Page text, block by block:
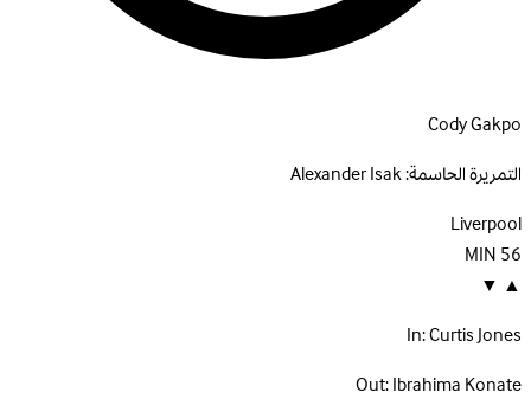
Cody Gakpo
التمريرة الحاسمة:Alexander Isak
Liverpool
56
MIN
▲
▼
In:Curtis Jones
Out:Ibrahima Konate